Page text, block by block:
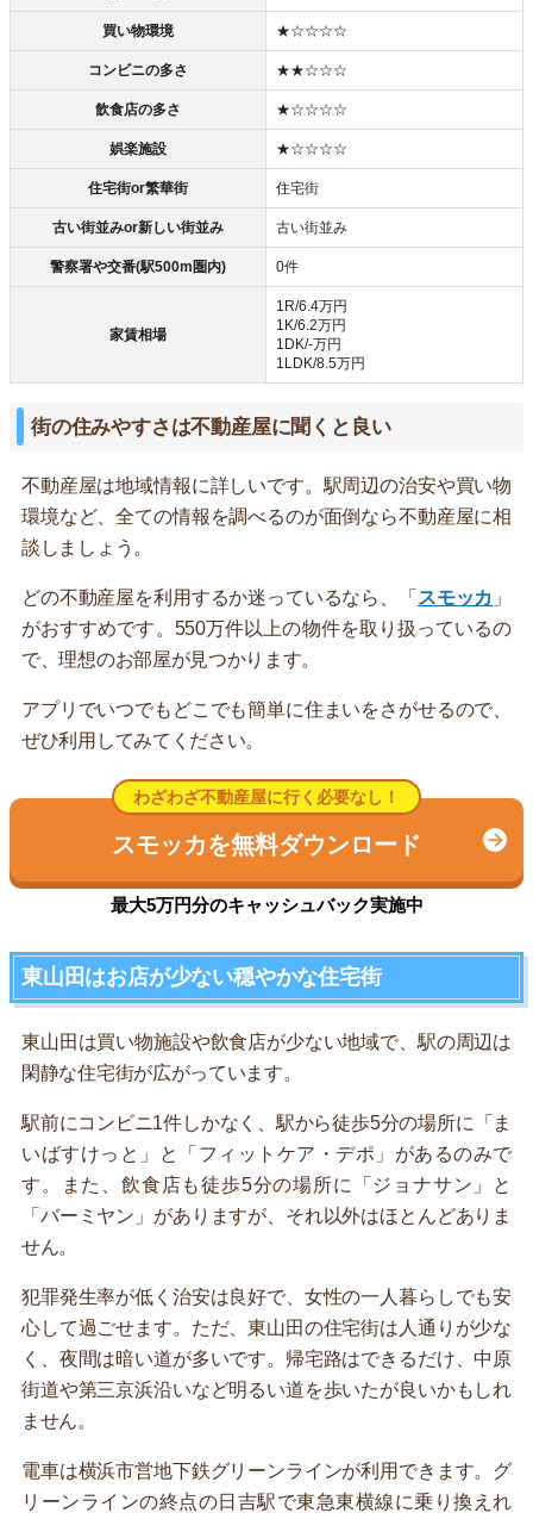
買い物環境 ★☆☆☆☆
コンビニの多さ ★★☆☆☆
飲食店の多さ ★☆☆☆☆
娯楽施設 ★☆☆☆☆
住宅街or繁華街 住宅街
古い街並みor新しい街並み 古い街並み
警察署や交番(駅500m圏内) 0件
家賃相場
1R/6.4万円
1K/6.2万円
1DK/-万円
1LDK/8.5万円
街の住みやすさは不動産屋に聞くと良い
不動産屋は地域情報に詳しいです。駅周辺の治安や買い物
環境など、全ての情報を調べるのが面倒なら不動産屋に相
談しましょう。
どの不動産屋を利用するか迷っているなら、「 スモッカ 」
がおすすめです。550万件以上の物件を取り扱っているの
で、理想のお部屋が見つかります。
アプリでいつでもどこでも簡単に住まいをさがせるので、
ぜひ利用してみてください。
わざわざ不動産屋に行く必要なし！
スモッカを無料ダウンロード
最大5万円分のキャッシュバック実施中
東山田はお店が少ない穏やかな住宅街
東山田は買い物施設や飲食店が少ない地域で、駅の周辺は
閑静な住宅街が広がっています。
駅前にコンビニ1件しかなく、駅から徒歩5分の場所に「ま
いばすけっと」と「フィットケア・デポ」があるのみで
す。また、飲食店も徒歩5分の場所に「ジョナサン」と
「バーミヤン」がありますが、それ以外はほとんどありま
せん。
犯罪発生率が低く治安は良好で、女性の一人暮らしでも安
心して過ごせます。ただ、東山田の住宅街は人通りが少な
く、夜間は暗い道が多いです。帰宅路はできるだけ、中原
街道や第三京浜沿いなど明るい道を歩いたが良いかもしれ
ません。
電車は横浜市営地下鉄グリーンラインが利用できます。グ
リーンラインの終点の日吉駅で東急東横線に乗り換えれ